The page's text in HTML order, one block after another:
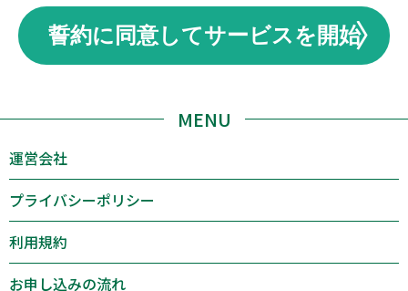
誓約に同意してサービスを開始
MENU
運営会社
プライバシーポリシー
利用規約
お申し込みの流れ